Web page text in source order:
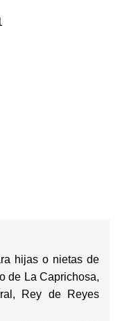
hijas o nietas de
de La Caprichosa,
Rey de Reyes